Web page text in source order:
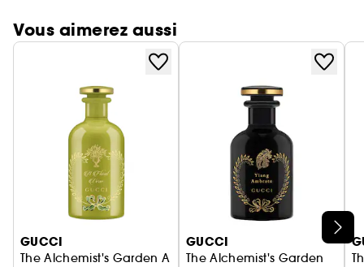
Vous aimerez aussi
GUCCI
The Alchemist's Garden A
GUCCI
The Alchemist's Garden